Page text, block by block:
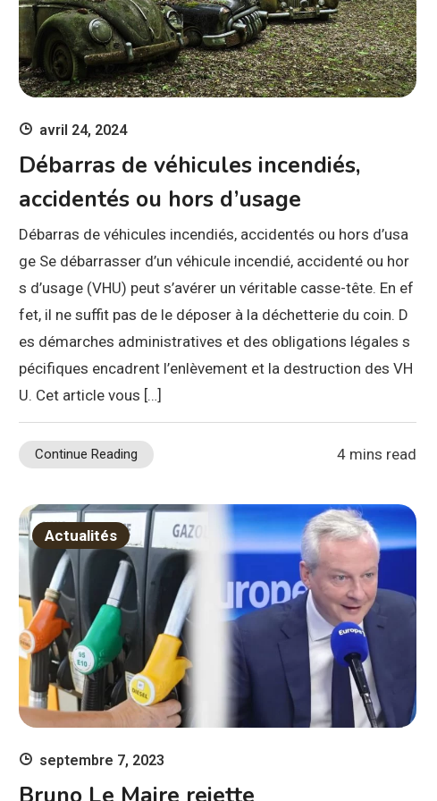
avril 24, 2024
Débarras de véhicules incendiés,
accidentés ou hors d’usage
Débarras de véhicules incendiés, accidentés ou hors d’usa
ge Se débarrasser d’un véhicule incendié, accidenté ou hor
s d’usage (VHU) peut s’avérer un véritable casse-tête. En ef
fet, il ne suffit pas de le déposer à la déchetterie du coin. D
es démarches administratives et des obligations légales s
pécifiques encadrent l’enlèvement et la destruction des VH
U. Cet article vous […]
Continue Reading 4 mins read
Actualités
septembre 7, 2023